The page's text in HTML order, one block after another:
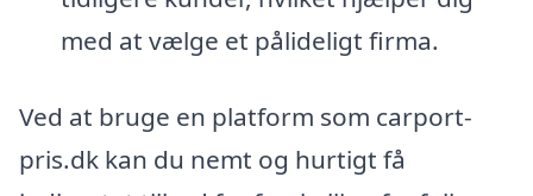
med at vælge et pålideligt firma.
Ved at bruge en platform som carport-
pris.dk kan du nemt og hurtigt få